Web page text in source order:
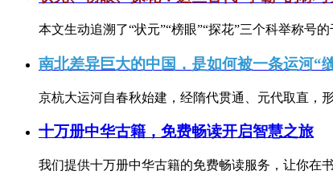
本文生动追溯了“状元”“榜眼”“探花”三个科举称号
南北差异巨大的中国，是如何被一条运河“
京杭大运河自春秋始建，经隋代贯通、元代取直，
十万册中华古籍，免费畅读开启智慧之旅
我们提供十万册中华古籍的免费畅读服务，让你在